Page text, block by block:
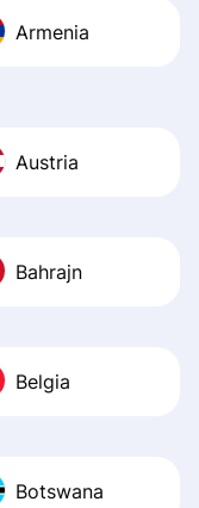
Armenia
Austria
Bahrajn
Belgia
Botswana